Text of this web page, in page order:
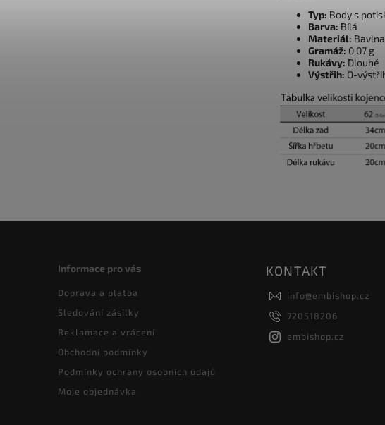
Typ: Body s
Barva: Bílá
Materiál:
Gramáž: 0,07 g
Rukávy: Dlouhé
Výstřih: O-
Informace pro vás
Doprava a platba
Sledování zásilky
Reklamace a vrácení
Obchodní podmínky
Podmínky ochrany osobních údajů
Moje objednávka
KONTAKT
info@embishop.cz
720518206
embishop.cz